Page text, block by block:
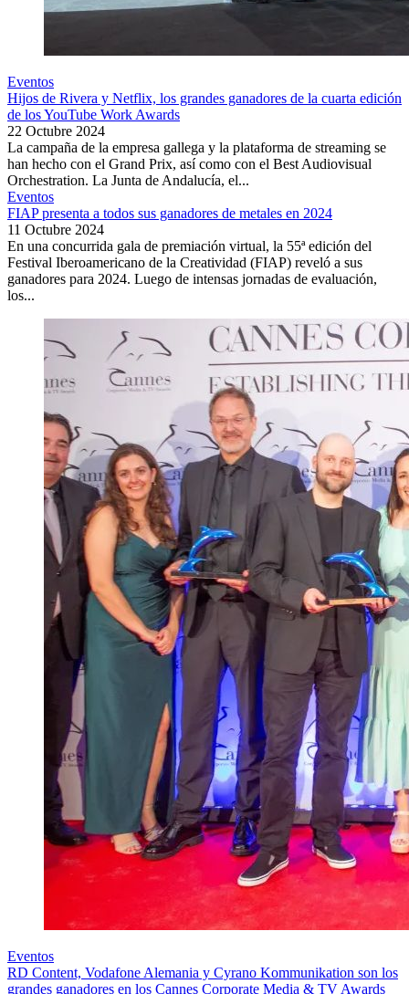
Eventos
Hijos de Rivera y Netflix, los grandes ganadores de la cuarta edición
de los YouTube Work Awards
22 Octubre 2024
La campaña de la empresa gallega y la plataforma de streaming se
han hecho con el Grand Prix, así como con el Best Audiovisual
Orchestration. La Junta de Andalucía, el...
Eventos
FIAP presenta a todos sus ganadores de metales en 2024
11 Octubre 2024
En una concurrida gala de premiación virtual, la 55ª edición del
Festival Iberoamericano de la Creatividad (FIAP) reveló a sus
ganadores para 2024. Luego de intensas jornadas de evaluación,
los...
Eventos
RD Content, Vodafone Alemania y Cyrano Kommunikation son los
grandes ganadores en los Cannes Corporate Media & TV Awards